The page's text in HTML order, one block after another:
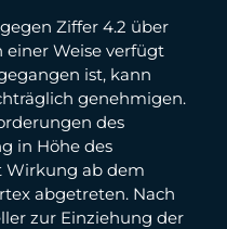
Ziffer 4.2 über
einer Weise verfügt
ist, kann
genehmigen.
des
in Höhe des
Wirkung ab dem
abgetreten. Nach
zur Einziehung der